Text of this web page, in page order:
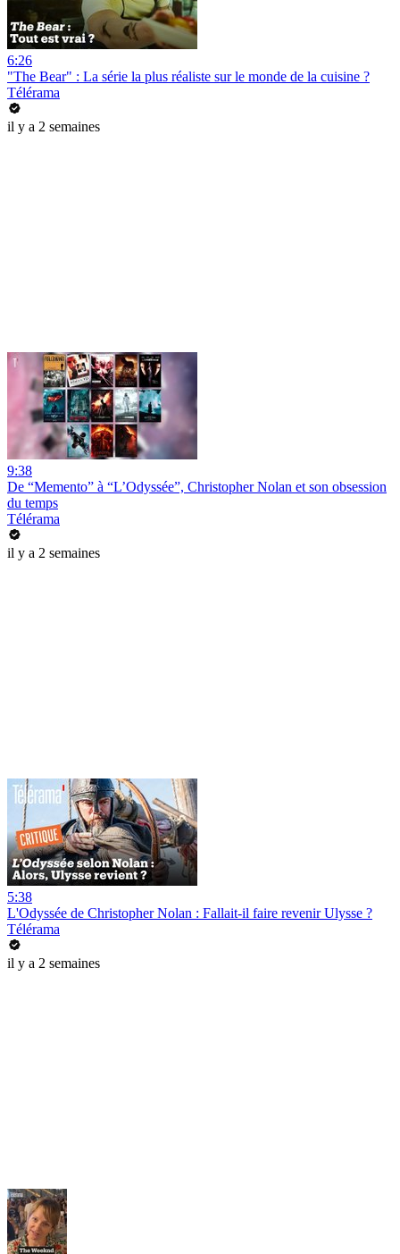
6:26
"The Bear" : La série la plus réaliste sur le monde de la cuisine ?
Télérama
il y a 2 semaines
9:38
De “Memento” à “L’Odyssée”, Christopher Nolan et son obsession
du temps
Télérama
il y a 2 semaines
5:38
L'Odyssée de Christopher Nolan : Fallait-il faire revenir Ulysse ?
Télérama
il y a 2 semaines